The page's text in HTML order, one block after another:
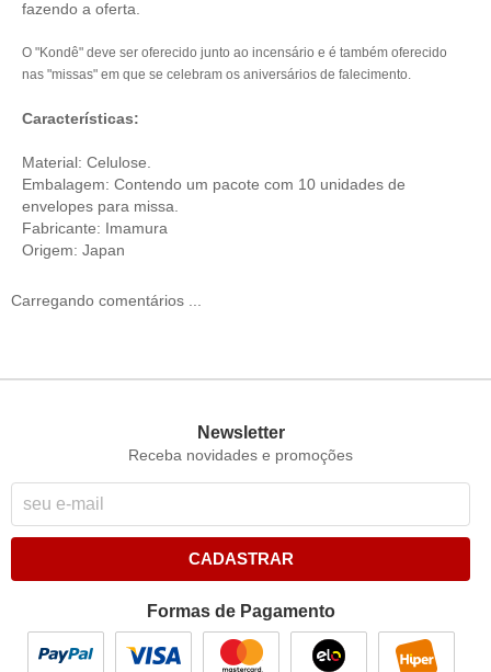
fazendo a oferta.
O "Kondê" deve ser oferecido junto ao incensário e é também oferecido
nas "missas" em que se celebram os aniversários de falecimento.
Características:
Material: Celulose.
Embalagem: Contendo um pacote com 10 unidades de
envelopes para missa.
Fabricante: Imamura
Origem: Japan
Carregando comentários ...
Newsletter
Receba novidades e promoções
CADASTRAR
Formas de Pagamento